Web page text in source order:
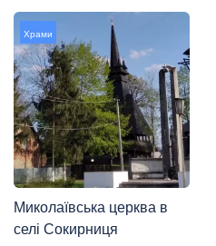
Храми
Миколаївська церква в
селі Сокирниця